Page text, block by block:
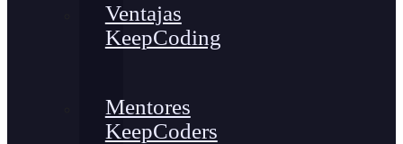
Ventajas
KeepCoding
Mentores
KeepCoders